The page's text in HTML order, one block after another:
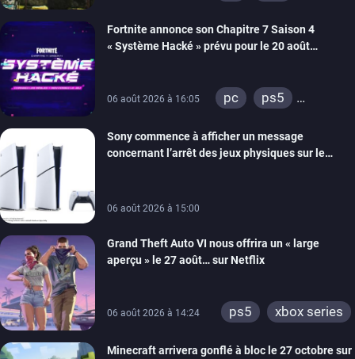
switch 2
Fortnite annonce son Chapitre 7 Saison 4
« Système Hacké » prévu pour le 20 août
06 août 2026 à 16:05 pc
ps5
switch
ios
android
ps4
Sony commence à afficher un message
concernant l’arrêt des jeux physiques sur le
06 août 2026 à 15:00
Grand Theft Auto VI nous offrira un « large
aperçu » le 27 août… sur Netflix
06 août 2026 à 14:24 ps5 xbox series
Minecraft arrivera gonflé à bloc le 27 octobre sur